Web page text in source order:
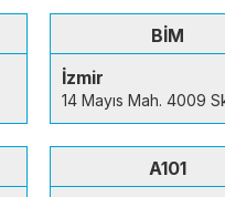
BİM
İzmir
14 Mayıs Mah. 4009
A101